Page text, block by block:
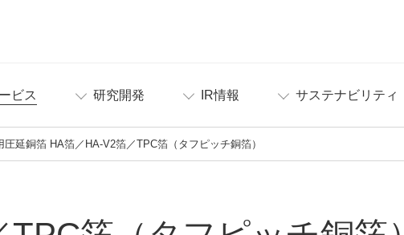
ビス 研究開発 IR情報 サステナビリティ
圧延銅箔 HA箔／HA-V2箔／TPC箔（タフピッチ銅箔）